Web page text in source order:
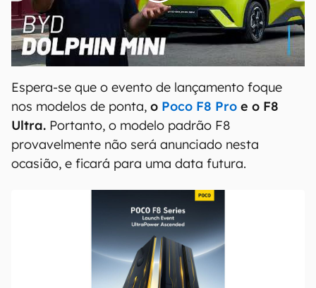
00:00/04:07
Espera-se que o evento de lançamento foque
nos modelos de ponta, o Poco F8 Pro e o F8
Ultra. Portanto, o modelo padrão F8
provavelmente não será anunciado nesta
ocasião, e ficará para uma data futura.